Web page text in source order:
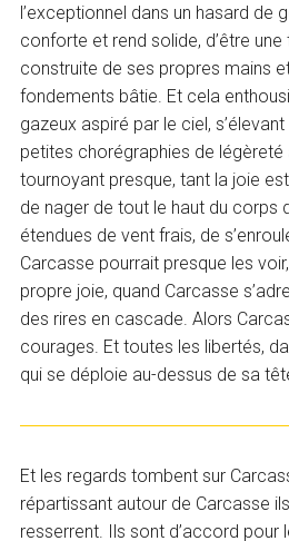
l’exceptionnel dans un hasard de
conforte et rend solide, d’être
construite de ses propres mains
fondements bâtie. Et cela
gazeux aspiré par le ciel,
petites chorégraphies de légèreté
tournoyant presque, tant la joie
de nager de tout le haut du corps
étendues de vent frais, de
Carcasse pourrait presque les
propre joie, quand Carcasse
des rires en cascade. Alors
courages. Et toutes les libertés,
qui se déploie au-dessus de sa
Et les regards tombent sur
répartissant autour de Carcasse
resserrent. Ils sont d’accord pour